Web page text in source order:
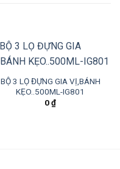
BỘ 3 LỌ ĐỰNG GIA VỊ,BÁNH
KẸO..500ML-IG801
0₫